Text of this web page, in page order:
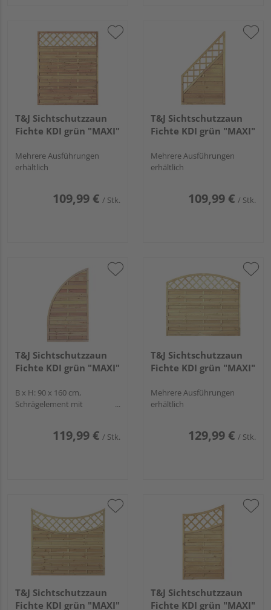
T&J Sichtschutzzaun
Fichte KDI grün "MAXI"
Mehrere Ausführungen
erhältlich
109,99 € / Stk.
T&J Sichtschutzzaun
Fichte KDI grün "MAXI"
Mehrere Ausführungen
erhältlich
109,99 € / Stk.
T&J Sichtschutzzaun
Fichte KDI grün "MAXI"
B x H: 90 x 160 cm,
Schrägelement mit
119,99 € / Stk.
T&J Sichtschutzzaun
Fichte KDI grün "MAXI"
Mehrere Ausführungen
erhältlich
129,99 € / Stk.
T&J Sichtschutzzaun
Fichte KDI grün "MAXI"
T&J Sichtschutzzaun
Fichte KDI grün "MAXI"